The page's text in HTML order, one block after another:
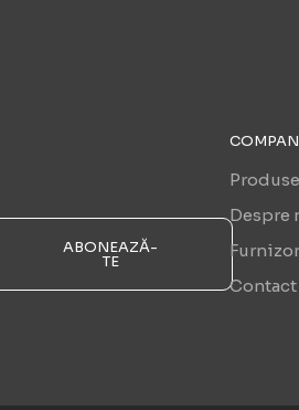
ABONEAZĂ-
TE
Produse
Despre
Contact